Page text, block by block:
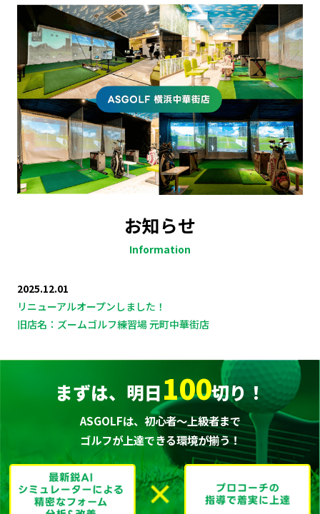
お知らせ
Information
2025.12.01
リニューアルオープンしました！
旧店名：ズームゴルフ練習場 元町中華街店
まずは、明日100切り！
ASGOLFは、初心者～上級者まで
ゴルフが上達できる環境が揃う！